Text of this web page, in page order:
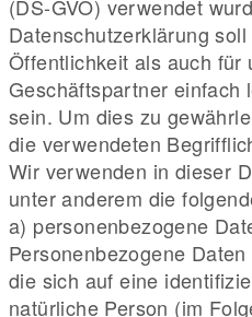
(DS-GVO) verwendet
Datenschutzerklärung
Öffentlichkeit als auch für
Geschäftspartner einfach
sein. Um dies zu
die verwendeten
Wir verwenden in dieser
unter anderem die
a) personenbezogene
Personenbezogene
die sich auf eine
natürliche Person (im